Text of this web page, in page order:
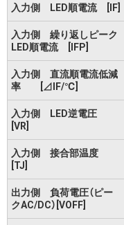
入力側 LED順電流 [IF]
入力側 繰り返しピーク
LED順電流 [IFP]
入力側 直流順電流低減
率 [⊿IF/℃]
入力側 LED逆電圧
[VR]
入力側 接合部温度
[TJ]
出力側 負荷電圧（ピー
クAC/DC）[VOFF]